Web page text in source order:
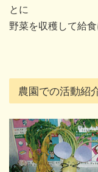
とに
野菜を収穫して給
農園での活動紹